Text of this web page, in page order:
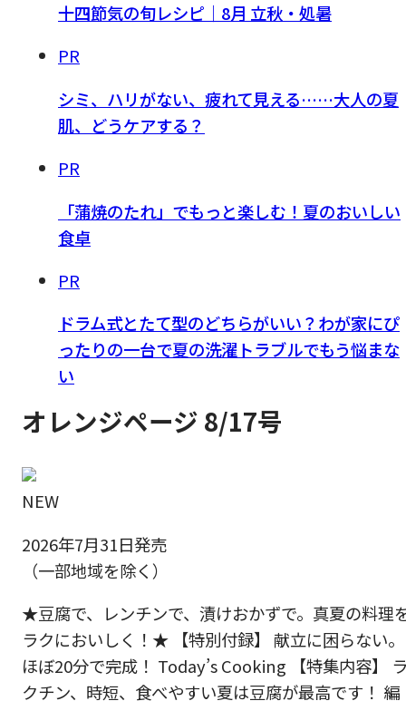
十四節気の旬レシピ｜8月 立秋・処暑
PR
シミ、ハリがない、疲れて見える……大人の夏
肌、どうケアする？
PR
「蒲焼のたれ」でもっと楽しむ！夏のおいしい
食卓
PR
ドラム式とたて型のどちらがいい？わが家にぴ
ったりの一台で夏の洗濯トラブルでもう悩まな
い
オレンジページ 8/17号
NEW
2026年7月31日発売
（一部地域を除く）
★豆腐で、レンチンで、漬けおかずで。真夏の料理
ラクにおいしく！★ 【特別付録】 献立に困らない。
ほぼ20分で完成！ Today’s Cooking 【特集内容】
クチン、時短、食べやすい夏は豆腐が最高です！ 編